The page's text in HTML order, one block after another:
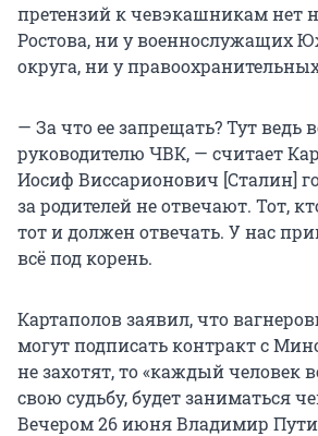
претензий к чевэкашникам нет
Ростова, ни у военнослужащих
округа, ни у
— За что ее запрещать? Тут ведь
руководителю ЧВК, — считает
Иосиф Виссарионович [Сталин]
за родителей не отвечают. Тот,
тот и должен отвечать. У нас
всё под корень.
Картаполов заявил, что
могут подписать контракт с
не захотят, то «каждый человек
свою судьбу, будет заниматься
Вечером 26 июня Владимир